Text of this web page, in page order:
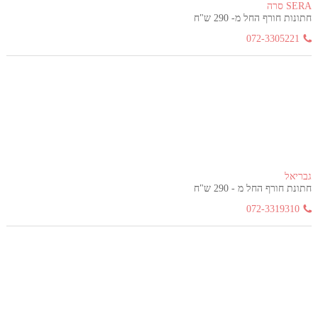
SERA סרה
חתונות חורף החל מ- 290 ש"ח
072-3305221
גבריאל
חתונת חורף החל מ - 290 ש"ח
072-3319310